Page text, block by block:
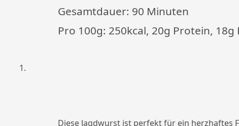
Gesamtdauer: 90 Minuten
Pro 100g: 250kcal, 20g Protein,
Diese Jagdwurst ist perfekt für ein